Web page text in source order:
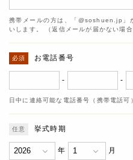
携帯メールの方は、「@soshuen.jp」
いします。 （返信メールが届かない場
お電話番号
- -
日中に連絡可能な電話番号（携帯電話可
挙式時期
年 月